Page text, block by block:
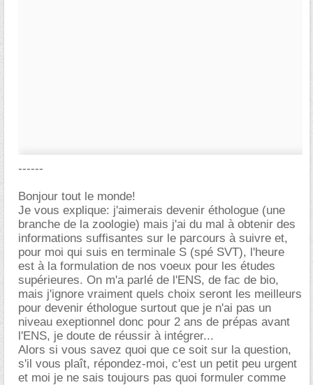
------
Bonjour tout le monde!
Je vous explique: j'aimerais devenir éthologue (une
branche de la zoologie) mais j'ai du mal à obtenir des
informations suffisantes sur le parcours à suivre et,
pour moi qui suis en terminale S (spé SVT), l'heure
est à la formulation de nos voeux pour les études
supérieures. On m'a parlé de l'ENS, de fac de bio,
mais j'ignore vraiment quels choix seront les meilleurs
pour devenir éthologue surtout que je n'ai pas un
niveau exeptionnel donc pour 2 ans de prépas avant
l'ENS, je doute de réussir à intégrer...
Alors si vous savez quoi que ce soit sur la question,
s'il vous plaît, répondez-moi, c'est un petit peu urgent
et moi je ne sais toujours pas quoi formuler comme